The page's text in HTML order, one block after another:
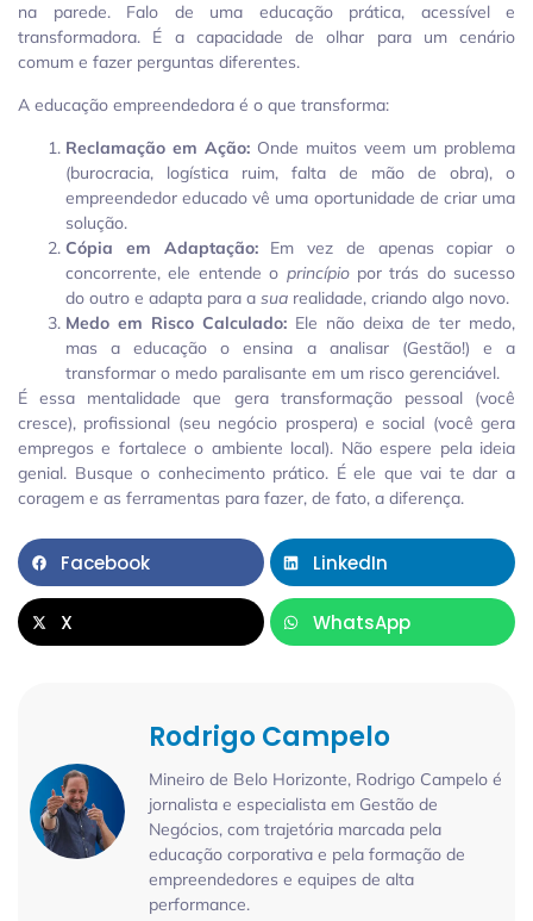
na parede. Falo de uma educação prática, acessível e
transformadora. É a capacidade de olhar para um cenário
comum e fazer perguntas diferentes.
A educação empreendedora é o que transforma:
Reclamação em Ação: Onde muitos veem um problema
(burocracia, logística ruim, falta de mão de obra), o
empreendedor educado vê uma oportunidade de criar uma
solução.
Cópia em Adaptação:Em vez de apenas copiar o
concorrente, ele entende o princípiopor trás do sucesso
do outro e adapta para a sua realidade, criando algo novo.
Medo em Risco Calculado: Ele não deixa de ter medo,
mas a educação o ensina a analisar (Gestão!) e a
transformar o medo paralisante em um risco gerenciável.
É essa mentalidade que gera transformação pessoal (você
cresce), profissional (seu negócio prospera) e social (você gera
empregos e fortalece o ambiente local). Não espere pela ideia
genial. Busque o conhecimento prático. É ele que vai te dar a
coragem e as ferramentas para fazer, de fato, a diferença.
Facebook LinkedIn
X WhatsApp
Rodrigo Campelo
Mineiro de Belo Horizonte, Rodrigo Campelo é
jornalista e especialista em Gestão de
Negócios, com trajetória marcada pela
educação corporativa e pela formação de
empreendedores e equipes de alta
performance.